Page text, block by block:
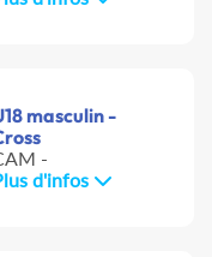
masculin -
-
d'infos